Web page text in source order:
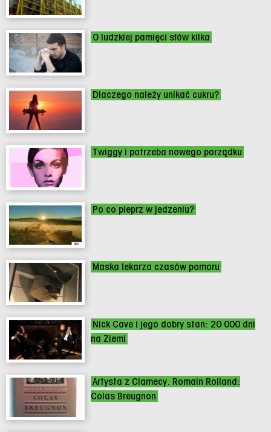
O ludzkiej pamięci słów kilka
Dlaczego należy unikać cukru?
Twiggy i potrzeba nowego porządku
Po co pieprz w jedzeniu?
Maska lekarza czasów pomoru
Nick Cave i jego dobry stan: 20 000 dni
na Ziemi
Artysta z Clamecy. Romain Rolland:
Colas Breugnon